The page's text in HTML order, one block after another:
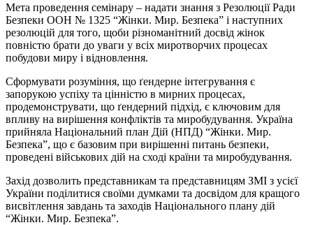
Мета проведення семінару – надати знання з Резолюції Ради
Безпеки ООН № 1325 “Жінки. Мир. Безпека” і наступних
резолюцій для того, щоби різноманітний досвід жінок
повністю брати до уваги у всіх миротворчих процесах
побудови миру і відновлення.
Сформувати розуміння, що ґендерне інтегрування є
запорукою успіху та цінністю в мирних процесах,
продемонструвати, що ґендерний підхід, є ключовим для
впливу на вирішення конфліктів та миробудування. Україна
прийняла Національний план Дій (НПД) “Жінки. Мир.
Безпека”, що є базовим при вирішенні питань безпеки,
проведені військових дій на сході країни та миробудування.
Захід дозволить представникам та представницям ЗМІ з усієї
України поділитися своїми думками та досвідом для кращого
висвітлення завдань та заходів Національного плану дій
“Жінки. Мир. Безпека”.